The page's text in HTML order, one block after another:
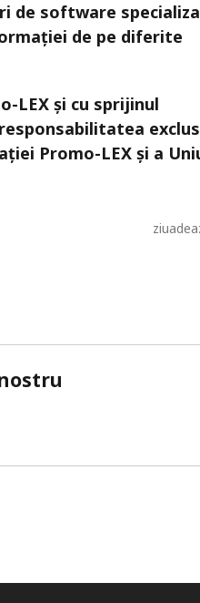
de software
de pe diferite
LEX și cu sprijinul
Promo-LEX și a